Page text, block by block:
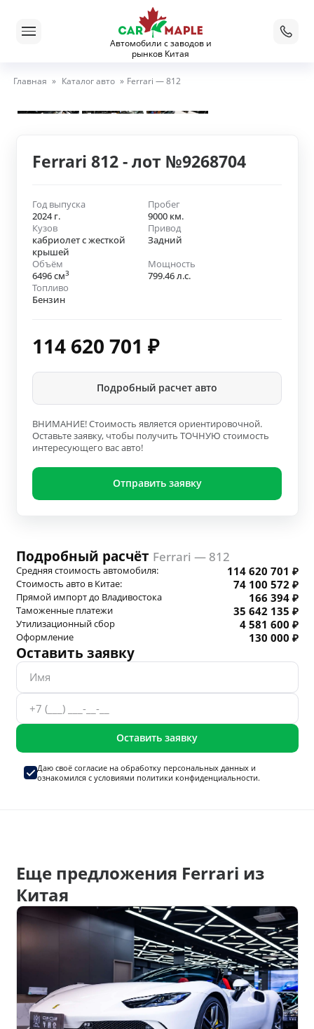
Автомобили с заводов и
рынков Китая
Главная » Каталог авто » Ferrari — 812
Ferrari 812 - лот №9268704
Год выпуска
2024 г.
Пробег
9000 км.
Кузов
кабриолет с жесткой
крышей
Привод
Задний
Объём
6496 см3
Мощность
799.46 л.с.
Топливо
Бензин
114 620 701 ₽
Подробный расчет авто
ВНИМАНИЕ! Стоимость является ориентировочной.
Оставьте заявку, чтобы получить ТОЧНУЮ стоимость
интересующего вас авто!
Отправить заявку
Подробный расчёт Ferrari — 812
Средняя стоимость автомобиля: 114 620 701 ₽
Стоимость авто в Китае: 74 100 572 ₽
Прямой импорт до Владивостока 166 394 ₽
Таможенные платежи 35 642 135 ₽
Утилизационный сбор 4 581 600 ₽
Оформление 130 000 ₽
Оставить заявку
Оставить заявку
Даю своё согласие на обработку персональных данныхи
ознакомился с условиями политики конфиденциальности.
Еще предложения Ferrari из
Китая